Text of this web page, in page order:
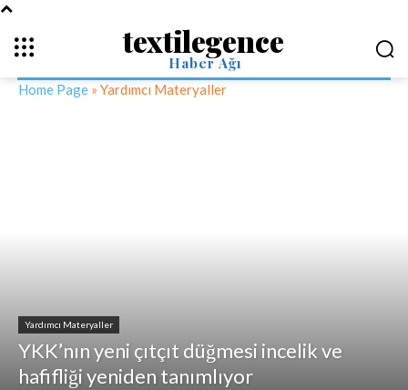
textilegence
Haber Ağı
Home Page » Yardımcı Materyaller
Yardımcı Materyaller
YKK’nın yeni çıtçıt düğmesi incelik ve
hafifliği yeniden tanımlıyor